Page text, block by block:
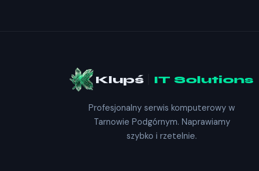
Klupś IT Solutions
Profesjonalny serwis komputerowy w
Tarnowie Podgórnym. Naprawiamy
szybko i rzetelnie.